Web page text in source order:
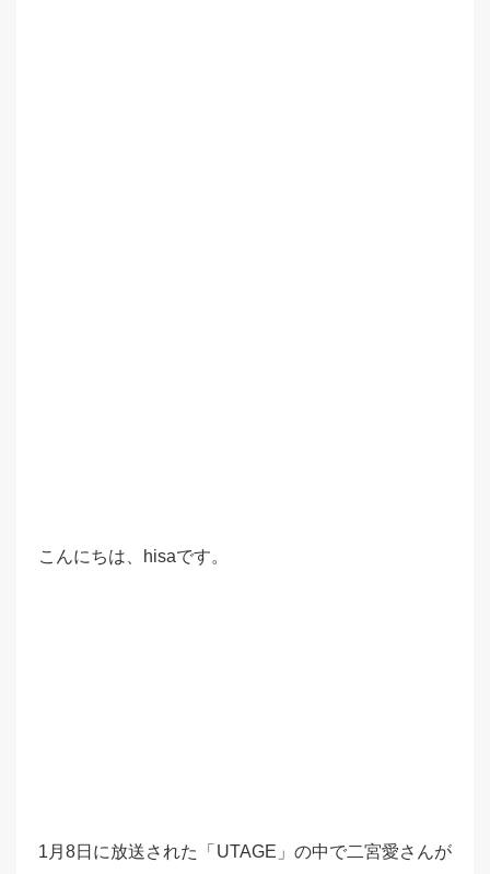
こんにちは、hisaです。
1月8日に放送された「UTAGE」の中で二宮愛さんが